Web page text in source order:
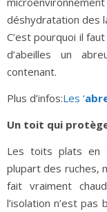
déshydratation des
C’est pourquoi il
d’abeilles un
contenant.
Plus d’infos:Les ‘
Un toit qui
Les toits plats en
plupart des ruches,
fait vraiment
l’isolation n’est